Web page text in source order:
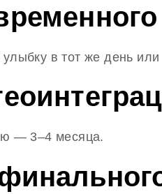
в тот же день
— 3–4 месяца.